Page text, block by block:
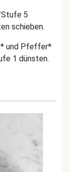
5
schieben.
und Pfeffer*
1 dünsten.